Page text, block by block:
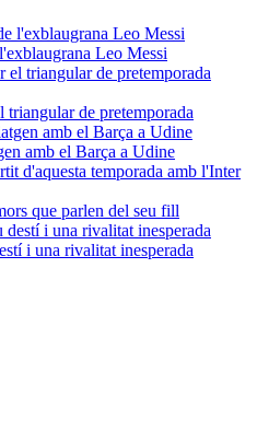
Leo Messi
de pretemporada
amb el Barça a Udine
que parlen del seu fill
i una rivalitat inesperada